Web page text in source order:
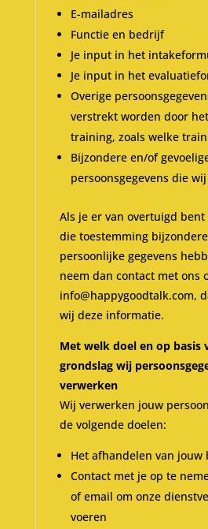
E-mailadres
Functie en bedrijf
Je input in het
Je input in het
Overige
verstrekt worden door
training, zoals welke
Bijzondere en/of
persoonsgegevens die
Als je er van overtuigd
die toestemming
persoonlijke gegevens
neem dan contact met ons
info@happygoodtalk.com,
wij deze informatie.
Met welk doel en op basis
grondslag wij
verwerken
Wij verwerken jouw
de volgende doelen:
Het afhandelen van jouw
Contact met je op te
of email om onze
voeren